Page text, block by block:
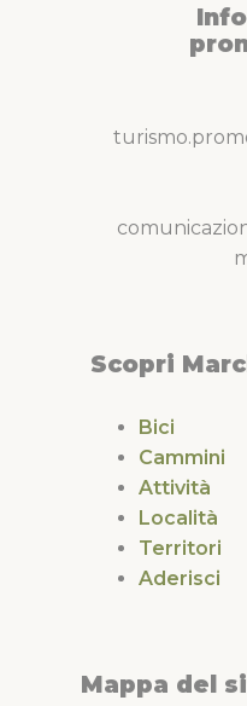
Scopri
Bici
Cammini
Attività
Località
Territori
Aderisci
Mappa del